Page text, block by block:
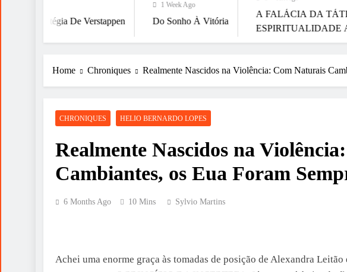
Verstappen Do Sonho À Vitória
A FALÁCIA DA TÁTICA DE OPOR
ESPIRITUALIDADE A RELIGIÃO
Home Chroniques Realmente Nascidos na Violência: Com Naturais
CHRONIQUES HELIO BERNARDO LOPES
Realmente Nascidos na
Cambiantes, os Eua Foram
6 Months Ago 10 Mins Sylvio Martins
Achei uma enorme graça às tomadas de posição de Alexandra Leitão